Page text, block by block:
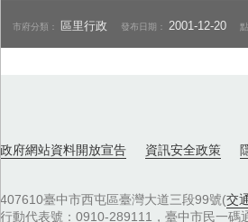
市府分類： 區里行政 發布日期： 2001-12-20
政府網站資料開放宣告 資訊安全政策
407610臺中市西屯區臺灣大道三段99號(交
行動代表號：0910-289111，臺中市民一碼